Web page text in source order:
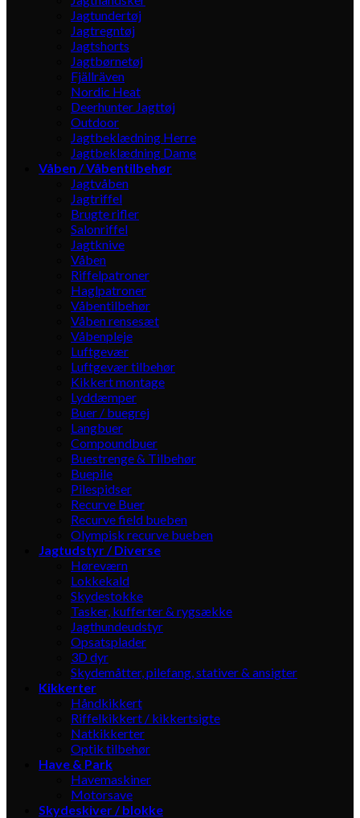
Jagtundertøj
Jagtregntøj
Jagtshorts
Jagtbørnetøj
Fjällräven
Nordic Heat
Deerhunter Jagttøj
Outdoor
Jagtbeklædning Herre
Jagtbeklædning Dame
Våben / Våbentilbehør
Jagtvåben
Jagtriffel
Brugte rifler
Salonriffel
Jagtknive
Våben
Riffelpatroner
Haglpatroner
Våbentilbehør
Våben rensesæt
Våbenpleje
Luftgevær
Luftgevær tilbehør
Kikkert montage
Lyddæmper
Buer / buegrej
Langbuer
Compoundbuer
Buestrenge & Tilbehør
Buepile
Pilespidser
Recurve Buer
Recurve field bueben
Olympisk recurve bueben
Jagtudstyr / Diverse
Høreværn
Lokkekald
Skydestokke
Tasker, kufferter & rygsække
Jagthundeudstyr
Opsatsplader
3D dyr
Skydemåtter, pilefang, stativer & ansigter
Kikkerter
Håndkikkert
Riffelkikkert / kikkertsigte
Natkikkerter
Optik tilbehør
Have & Park
Havemaskiner
Motorsave
Skydeskiver / blokke